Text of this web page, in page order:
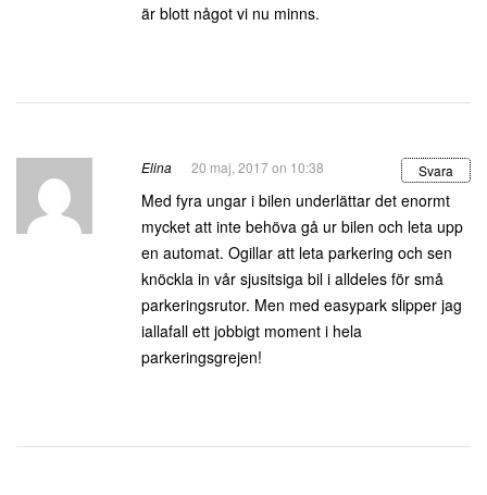
är blott något vi nu minns.
Elina 20 maj, 2017 on 10:38 Svara
Med fyra ungar i bilen underlättar det enormt
mycket att inte behöva gå ur bilen och leta upp
en automat. Ogillar att leta parkering och sen
knöckla in vår sjusitsiga bil i alldeles för små
parkeringsrutor. Men med easypark slipper jag
iallafall ett jobbigt moment i hela
parkeringsgrejen!